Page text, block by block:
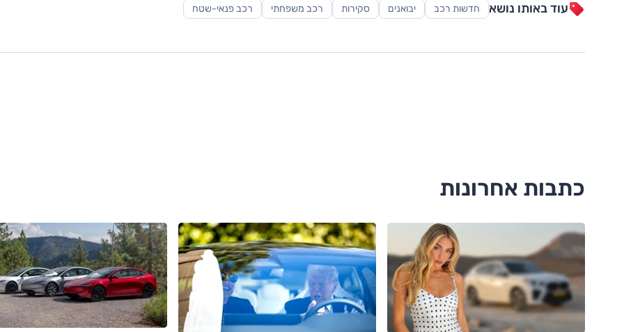
עוד באותו נושא חדשות רכב יבואנים סקירות רכב משפחתי רכב פנאי-שטח
כתבות אחרונות